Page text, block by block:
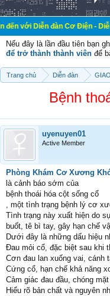
đàn Cơ Điện - Diễn đàn Cơ
Nếu đây là lần đầu tiên bạn
để trở thành thành viên để
Trang chủ Diễn đàn
Bệnh
uyenuyen01
Active Member
Phòng Khám Cơ Xương
là cảnh báo sớm của
bệnh thoái hóa cột sống cổ
, một tình trạng bệnh lý cơ
Tình trạng này xuất hiện do
buốt, tê bì tay, gây hạn chế
Dưới đây là những dấu hiệu
Đau mỏi cổ, đặc biệt sau khi
Cơn đau lan xuống vai, cánh
Cứng cổ, hạn chế khả năng
Cảm giác đau đầu, chóng
Hiểu rõ bản chất và nguyên